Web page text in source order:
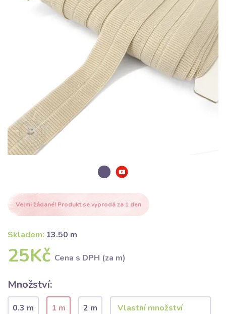
Velmi žádané! Produkt se vyprodá za 1 den
Skladem: 13.50 m
25Kč Cena s DPH (za m)
Množství:
0.3 m 1 m
2 m